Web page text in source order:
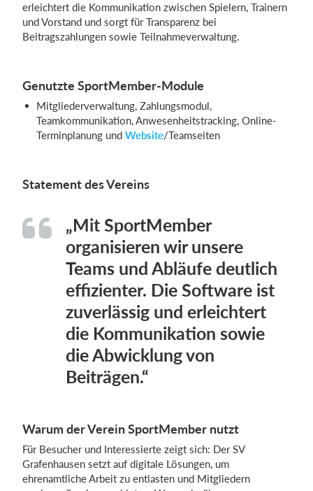
erleichtert die Kommunikation zwischen Spielern, Trainern
und Vorstand und sorgt für Transparenz bei
Beitragszahlungen sowie Teilnahmeverwaltung.
Genutzte SportMember-Module
Mitgliederverwaltung, Zahlungsmodul,
Teamkommunikation, Anwesenheitstracking, Online-
Terminplanung und Website/Teamseiten
Statement des Vereins
„Mit SportMember
organisieren wir unsere
Teams und Abläufe deutlich
effizienter. Die Software ist
zuverlässig und erleichtert
die Kommunikation sowie
die Abwicklung von
Beiträgen.“
Warum der Verein SportMember nutzt
Für Besucher und Interessierte zeigt sich: Der SV
Grafenhausen setzt auf digitale Lösungen, um
ehrenamtliche Arbeit zu entlasten und Mitgliedern